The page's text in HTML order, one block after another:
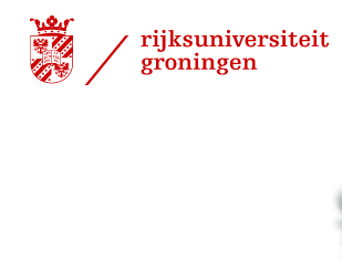
Skip
Content
Skip
Navigation